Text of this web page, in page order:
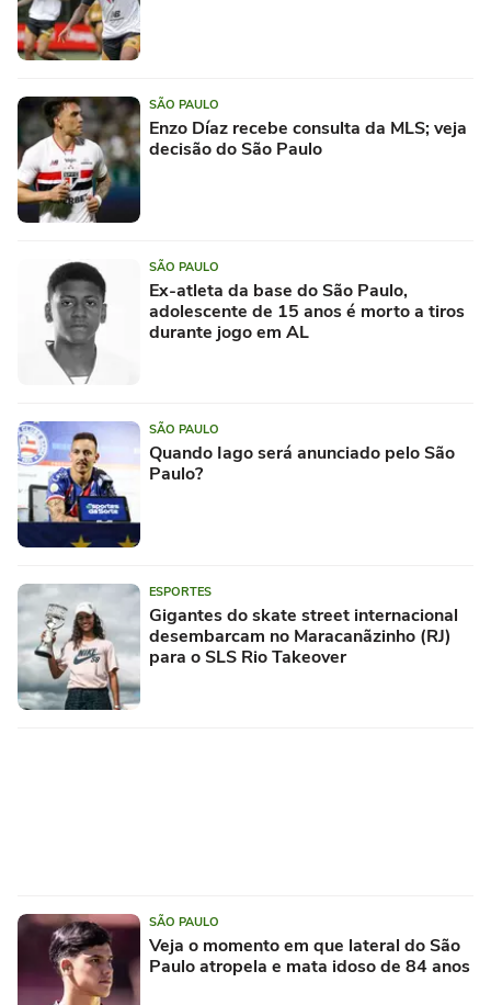
SÃO PAULO
Enzo Díaz recebe consulta da MLS; veja
decisão do São Paulo
SÃO PAULO
Ex-atleta da base do São Paulo,
adolescente de 15 anos é morto a tiros
durante jogo em AL
SÃO PAULO
Quando Iago será anunciado pelo São
Paulo?
ESPORTES
Gigantes do skate street internacional
desembarcam no Maracanãzinho (RJ)
para o SLS Rio Takeover
SÃO PAULO
Veja o momento em que lateral do São
Paulo atropela e mata idoso de 84 anos